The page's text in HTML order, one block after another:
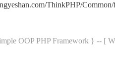
ThinkPHP/
OOP PHP Framework } -- [